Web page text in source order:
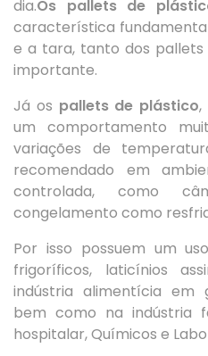
dia.Os pallets de
característica
e a tara, tanto dos pallets
importante.
Já os pallets de plástico,
um comportamento
variações de
recomendado em
controlada, como
congelamento como
Por isso possuem um
frigoríficos, laticínios
indústria alimentícia em
bem como na indústria
hospitalar, Químicos e